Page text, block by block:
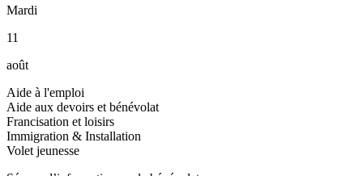
Mardi
11
août
Aide à l'emploi
Aide aux devoirs et bénévolat
Francisation et loisirs
Immigration & Installation
Volet jeunesse